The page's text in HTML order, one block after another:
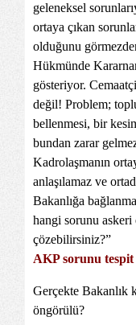
geleneksel
ortaya çıkan
olduğunu
Hükmünde
gösteriyor.
değil! Problem;
bellenmesi, bir
bundan zarar
Kadrolaşmanın
anlaşılamaz ve
Bakanlığa
hangi sorunu askeri
çözebilirsiniz?”
AKP sorunu tespit
Gerçekte Bakanlık
öngörülü?